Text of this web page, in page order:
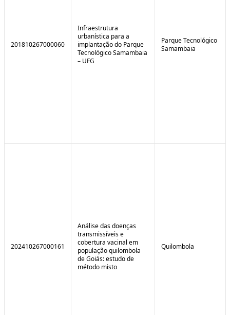
201810267000060
Infraestrutura
urbanística para a
implantação do Parque
Tecnológico Samambaia
– UFG
Parque Tecnológico
Samambaia
202410267000161
Análise das doenças
transmissíveis e
cobertura vacinal em
população quilombola
de Goiás: estudo de
método misto
Quilombola